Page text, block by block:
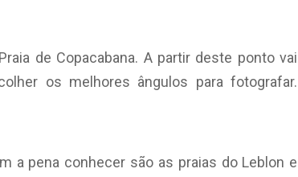
de Copacabana. A partir deste ponto vai
os melhores ângulos para fotografar.
a pena conhecer são as praias do Leblon e